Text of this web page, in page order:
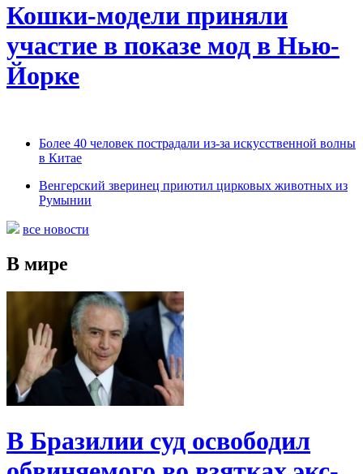
Кошки-модели приняли
участие в показе мод в Нью-
Йорке
Более 40 человек пострадали из-за искусственной волны
в Китае
Венгерский зверинец приютил цирковых животных из
Румынии
все новости
В мире
В Бразилии суд освободил